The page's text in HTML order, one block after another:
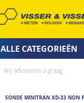
ALLE CATEGORIEËN
Wij adviseren u graag
SONDE MINITRAN XD-33 NON